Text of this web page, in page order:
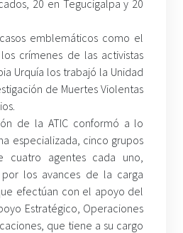
20 en Tegucigalpa y 20
emblemáticos como el
crímenes de las activistas
Urquía los trabajó la Unidad
de Muertes Violentas
de la ATIC conformó a lo
especializada, cinco grupos
cuatro agentes cada uno,
los avances de la carga
efectúan con el apoyo del
Estratégico, Operaciones
que tiene a su cargo